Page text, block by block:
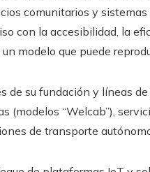
comunitarios y
con la accesibilidad, la
modelo que puede
de su fundación y líneas
(modelos “Welcab”),
de transporte